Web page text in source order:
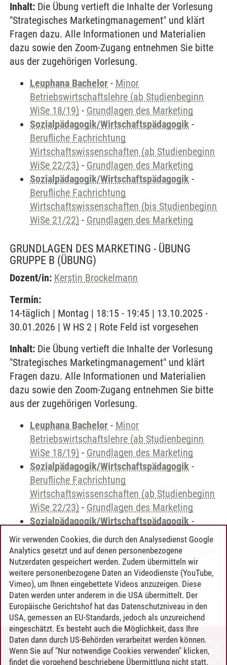
Inhalt: Die Übung vertieft die Inhalte der Vorlesung
"Strategisches Marketingmanagement" und klärt
Fragen dazu. Alle Informationen und Materialien
dazu sowie den Zoom-Zugang entnehmen Sie bitte
aus der zugehörigen Vorlesung.
Leuphana Bachelor - Minor
Betriebswirtschaftslehre (ab Studienbeginn
WiSe 18/19) - Grundlagen des Marketing
Sozialpädagogik/Wirtschaftspädagogik -
Berufliche Fachrichtung
Wirtschaftswissenschaften (ab Studienbeginn
WiSe 22/23) - Grundlagen des Marketing
Sozialpädagogik/Wirtschaftspädagogik -
Berufliche Fachrichtung
Wirtschaftswissenschaften (bis Studienbeginn
WiSe 21/22) - Grundlagen des Marketing
GRUNDLAGEN DES MARKETING - ÜBUNG
GRUPPE B (ÜBUNG)
Dozent/in: Kerstin Brockelmann
Termin:
14-täglich | Montag | 18:15 - 19:45 | 13.10.2025 -
30.01.2026 | W HS 2 | Rote Feld ist vorgesehen
Inhalt: Die Übung vertieft die Inhalte der Vorlesung
"Strategisches Marketingmanagement" und klärt
Fragen dazu. Alle Informationen und Materialien
dazu sowie den Zoom-Zugang entnehmen Sie bitte
aus der zugehörigen Vorlesung.
Leuphana Bachelor - Minor
Betriebswirtschaftslehre (ab Studienbeginn
WiSe 18/19) - Grundlagen des Marketing
Sozialpädagogik/Wirtschaftspädagogik -
Berufliche Fachrichtung
Wirtschaftswissenschaften (ab Studienbeginn
WiSe 22/23) - Grundlagen des Marketing
Sozialpädagogik/Wirtschaftspädagogik -
Berufliche Fachrichtung
Wirtschaftswissenschaften (bis Studienbeginn
WiSe 21/22)-Grundlagen des Marketing
Timo Leder/30.06.2024
KONTAKT
Wir verwenden Cookies, die durch den Analysedienst Google
Analytics gesetzt und auf denen personenbezogene
Nutzerdaten gespeichert werden. Zudem übermitteln wir
weitere personenbezogene Daten an Videodienste (YouTube,
Vimeo), um Ihnen eingebettete Videos anzuzeigen. Diese
Daten werden unter anderem in die USA übermittelt. Der
Europäische Gerichtshof hat das Datenschutzniveau in den
USA, gemessen an EU-Standards, jedoch als unzureichend
eingeschätzt. Es besteht auch die Möglichkeit, dass Ihre
Daten dann durch US-Behörden verarbeitet werden können.
Wenn Sie auf "Nur notwendige Cookies verwenden" klicken,
findet die vorgehend beschriebene Übermittlung nicht statt.